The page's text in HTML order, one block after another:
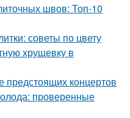
швов: Топ-10
советы по цвету
хрущевку в
предстоящих концертов
проверенные